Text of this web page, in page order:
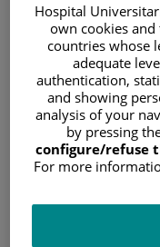
de
idioma
Inicio/ÁREA
/SOBRE EL
¿Cómo
Causas y
Estilo de vida
Hospital
own cookies
countries whose
adequate
authentication,
and showing
analysis of your
by pressing
configure/refuse
For more